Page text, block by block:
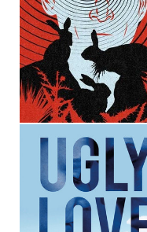
UJARZMIENIE
JEFF VANDERMEER
OPRAWA MIĘKKA
36,90 ZŁ